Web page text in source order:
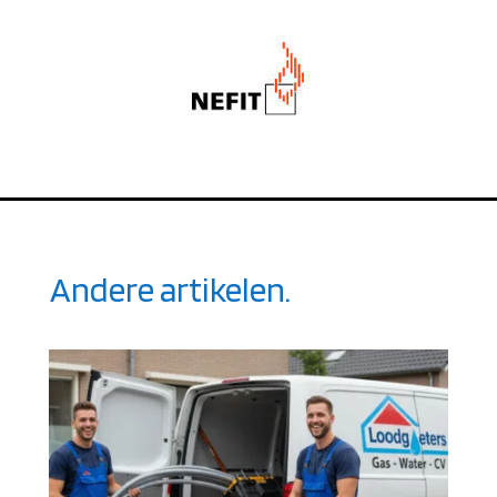
Andere artikelen.